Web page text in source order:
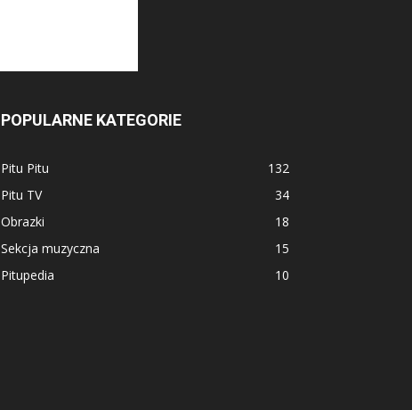
POPULARNE KATEGORIE
Pitu Pitu
132
Pitu TV
34
Obrazki
18
Sekcja muzyczna
15
Pitupedia
10